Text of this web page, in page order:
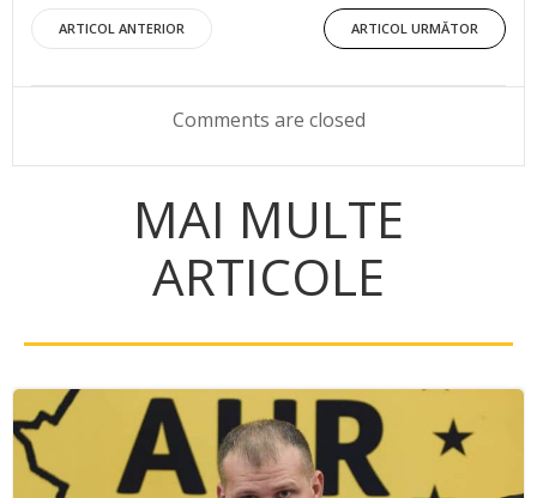
Post
navigation
ARTICOL ANTERIOR
Post
navigation
ARTICOL URMĂTOR
Comments are closed
MAI MULTE
ARTICOLE